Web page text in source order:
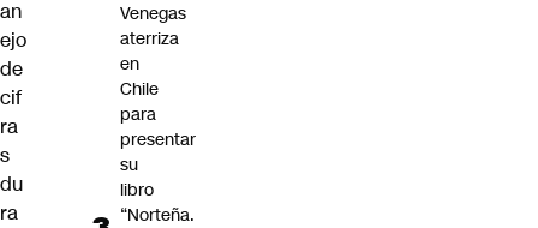
an
ejo
de
cif
ra
s
du
ra
Venegas
aterriza
en
Chile
para
presentar
su
libro
“Norteña.